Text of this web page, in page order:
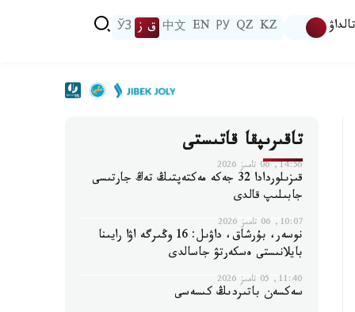
تالداۋ KZ
QZ
РУ
EN
中文 ق ز ЎЗ
تاقىرىپقا قاتىستى
14:56, 06 تامىز 2026
قىزىلوردادا 32 جەكە مەكتەپتىڭ تەڭ جارتىسى
جابىلىپ قالدى
10:07, 06 تامىز 2026
نوسەر، بۇرشاق، داۋىل: 16 وڭىرگە اۋا رايىنا
بايلانىستى ەسكەرتۋ جاسالدى
11:40, 05 تامىز 2026
سەكسەن باتىردىڭ كىسەسى